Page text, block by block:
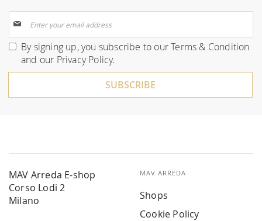
Up
for
Our
By signing up, you subscribe to ourTerms & Condition
and our Privacy Policy.
SUBSCRIBE
MAV Arreda E-shop
Corso Lodi 2
Milano
MAV ARREDA
Shops
Cookie Policy